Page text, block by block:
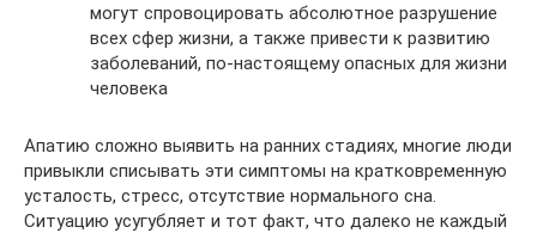
могут спровоцировать абсолютное разрушение
всех сфер жизни, а также привести к развитию
заболеваний, по-настоящему опасных для жизни
человека
Апатию сложно выявить на ранних стадиях, многие люди
привыкли списывать эти симптомы на кратковременную
усталость, стресс, отсутствие нормального сна.
Ситуацию усугубляет и тот факт, что далеко не каждый